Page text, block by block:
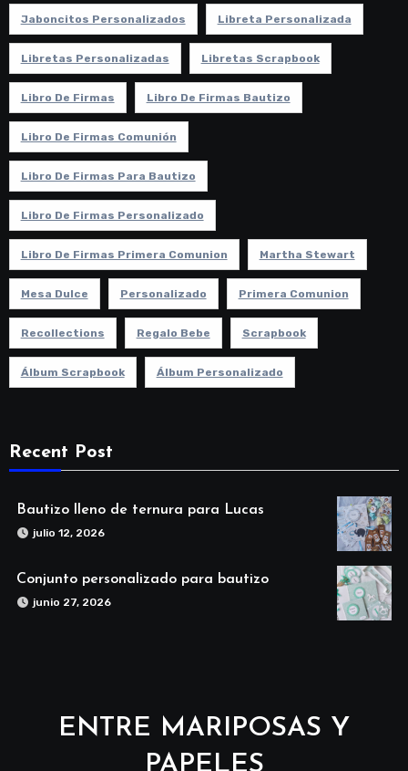
Jaboncitos Personalizados Libreta Personalizada
Libretas Personalizadas Libretas Scrapbook
Libro De Firmas Libro De Firmas Bautizo
Libro De Firmas Comunión
Libro De Firmas Para Bautizo
Libro De Firmas Personalizado
Libro De Firmas Primera Comunion Martha Stewart
Mesa Dulce Personalizado Primera Comunion
Recollections Regalo Bebe Scrapbook
Álbum Scrapbook Álbum Personalizado
Recent Post
Bautizo lleno de ternura para Lucas
julio 12, 2026
Conjunto personalizado para bautizo
junio 27, 2026
ENTRE MARIPOSAS Y
PAPELES